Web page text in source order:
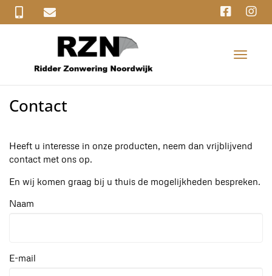
T
a
g
Contact
Heeft u interesse in onze producten, neem dan vrijblijvend
contact met ons op.
En wij komen graag bij u thuis de mogelijkheden bespreken.
Naam
E-mail